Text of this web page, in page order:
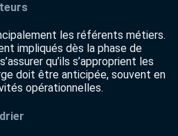
les référents métiers.
impliqués dès la phase de
qu’ils s’approprient les
doit être anticipée, souvent en
opérationnelles.